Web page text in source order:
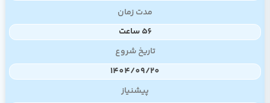
مدت زمان
56 ساعت
تاریخ شروع
1404/09/20
پیشنیاز